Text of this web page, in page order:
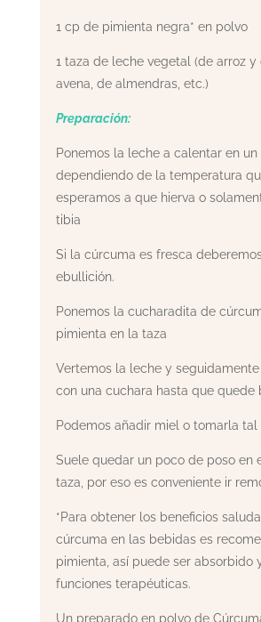
1 cp de pimienta negra* en polvo
1 taza de leche vegetal (de arroz y
avena, de almendras, etc.)
Preparación:
Ponemos la leche a calentar en un
dependiendo de la temperatura
esperamos a que hierva o
tibia
Si la cúrcuma es fresca
ebullición.
Ponemos la cucharadita de
pimienta en la taza
Vertemos la leche y
con una cuchara hasta que quede
Podemos añadir miel o tomarla tal
Suele quedar un poco de poso en
taza, por eso es conveniente ir
*Para obtener los beneficios
cúrcuma en las bebidas es
pimienta, así puede ser absorbido
funciones terapéuticas.
Un preparado en polvo de